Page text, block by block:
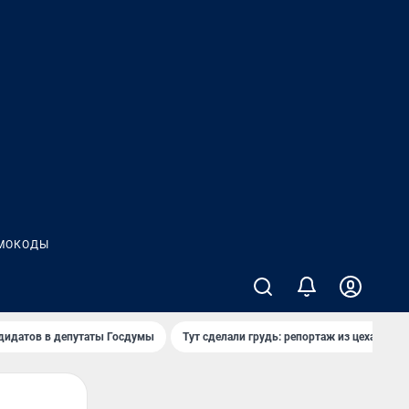
в депутаты Госдумы Тут сделали грудь: репортаж из цеха